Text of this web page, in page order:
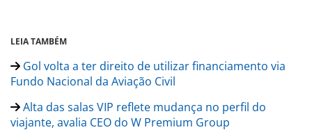
LEIA TAMBÉM
Gol volta a ter direito de utilizar financiamento via
Fundo Nacional da Aviação Civil
Alta das salas VIP reflete mudança no perfil do
viajante, avalia CEO do W Premium Group